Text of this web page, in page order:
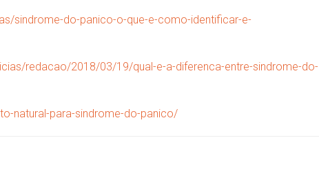
sindrome-do-panico-o-que-e-como-identificar-e-
redacao/2018/03/19/qual-e-a-diferenca-entre-sindrome-do-
natural-para-sindrome-do-panico/